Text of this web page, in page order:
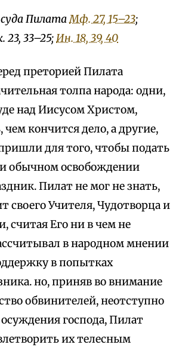
ПилатаМф. 27, 15–23;
23, 33–25;Ин. 18, 39, 40
преторией Пилата
толпа народа: одни,
над Иисусом Христом,
чем кончится дело, а другие,
для того, чтобы подать
обычном освобождении
Пилат не мог не знать,
своего Учителя, Чудотворца и
считая Его ни в чем не
в народном мнении
в попытках
но, приняв во внимание
обвинителей, неотступно
господа, Пилат
их телесным